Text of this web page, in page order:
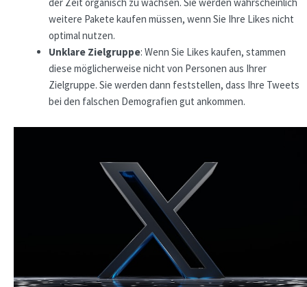
weitere Pakete kaufen müssen, wenn Sie Ihre Likes nicht
optimal nutzen.
Unklare Zielgruppe: Wenn Sie Likes kaufen, stammen
diese möglicherweise nicht von Personen aus Ihrer
Zielgruppe. Sie werden dann feststellen, dass Ihre Tweets
bei den falschen Demografien gut ankommen.